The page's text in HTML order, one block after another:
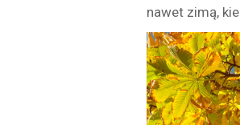
nawet zimą,